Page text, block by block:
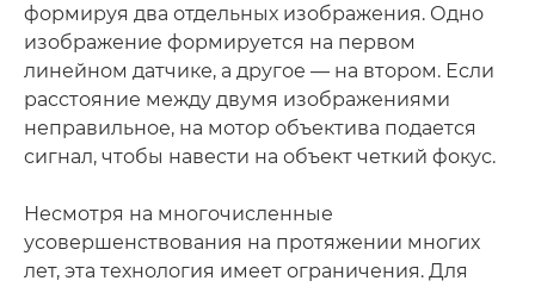
формируя два отдельных изображения. Одно
изображение формируется на первом
линейном датчике, а другое — на втором. Если
расстояние между двумя изображениями
неправильное, на мотор объектива подается
сигнал, чтобы навести на объект четкий фокус.
Несмотря на многочисленные
усовершенствования на протяжении многих
лет, эта технология имеет ограничения. Для